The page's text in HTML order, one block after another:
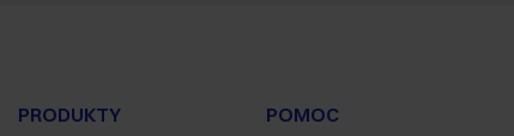
PRODUKTY POMOC